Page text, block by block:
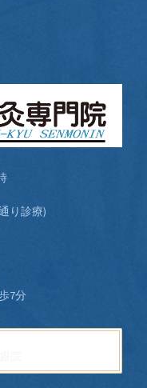
り診療)
7分